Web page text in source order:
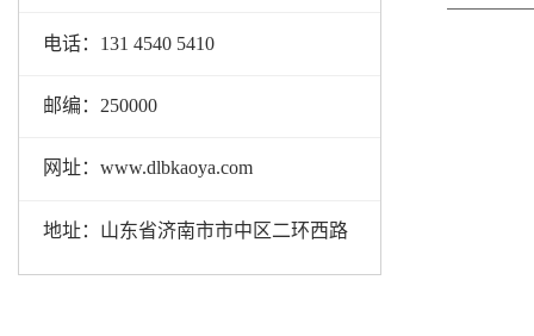
电话：131 4540 5410
邮编：250000
网址：www.dlbkaoya.com
地址：山东省济南市市中区二环西路